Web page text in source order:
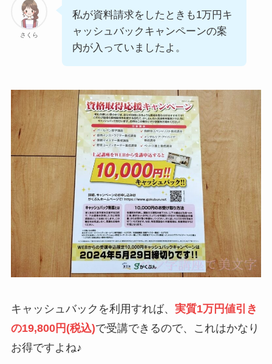
さくら
私が資料請求をしたときも1万円キ
ャッシュバックキャンペーンの案
内が入っていましたよ。
キャッシュバックを利用すれば、 実質1万円値引き
の19,800円(税込)で受講できるので、これはかなり
お得ですよね♪